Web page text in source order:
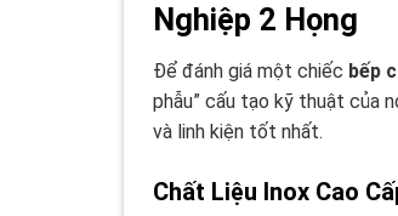
Nghiệp 2 Họng
Để đánh giá một chiếc bếp
phẫu” cấu tạo kỹ thuật của
và linh kiện tốt nhất.
Chất Liệu Inox Cao